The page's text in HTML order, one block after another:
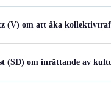
(V) om att åka
(SD) om inrättande av